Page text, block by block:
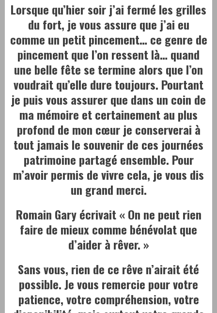
Lorsque qu’hier soir j’ai fermé les grilles
du fort, je vous assure que j’ai eu
comme un petit pincement… ce genre de
pincement que l’on ressent là… quand
une belle fête se termine alors que l’on
voudrait qu’elle dure toujours. Pourtant
je puis vous assurer que dans un coin de
ma mémoire et certainement au plus
profond de mon cœur je conserverai à
tout jamais le souvenir de ces journées
patrimoine partagé ensemble. Pour
m’avoir permis de vivre cela, je vous dis
un grand merci.
Romain Gary écrivait « On ne peut rien
faire de mieux comme bénévolat que
d’aider à rêver. »
Sans vous, rien de ce rêve n’airait été
possible. Je vous remercie pour votre
patience, votre compréhension, votre